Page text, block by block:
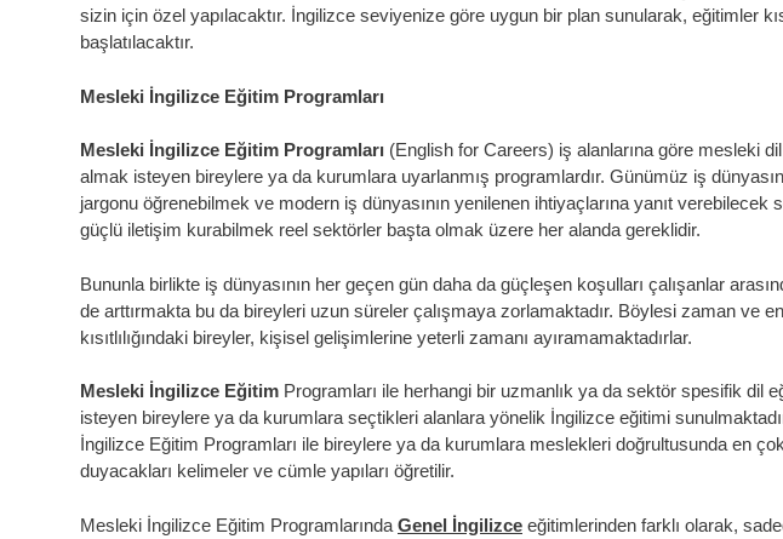
sizin için özel yapılacaktır. İngilizce seviyenize göre uygun bir plan sunularak, eğitimler
başlatılacaktır.
Mesleki İngilizce Eğitim Programları
Mesleki İngilizce Eğitim Programları (English for Careers) iş alanlarına göre mesleki
almak isteyen bireylere ya da kurumlara uyarlanmış programlardır. Günümüz iş
jargonu öğrenebilmek ve modern iş dünyasının yenilenen ihtiyaçlarına yanıt verebilecek
güçlü iletişim kurabilmek reel sektörler başta olmak üzere her alanda gereklidir.
Bununla birlikte iş dünyasının her geçen gün daha da güçleşen koşulları çalışanlar
de arttırmakta bu da bireyleri uzun süreler çalışmaya zorlamaktadır. Böylesi zaman ve
kısıtlılığındaki bireyler, kişisel gelişimlerine yeterli zamanı ayıramamaktadırlar.
Mesleki İngilizce Eğitim Programları ile herhangi bir uzmanlık ya da sektör spesifik dil
isteyen bireylere ya da kurumlara seçtikleri alanlara yönelik İngilizce eğitimi
İngilizce Eğitim Programları ile bireylere ya da kurumlara meslekleri doğrultusunda en
duyacakları kelimeler ve cümle yapıları öğretilir.
Mesleki İngilizce Eğitim Programlarında Genel İngilizce eğitimlerinden farklı olarak,